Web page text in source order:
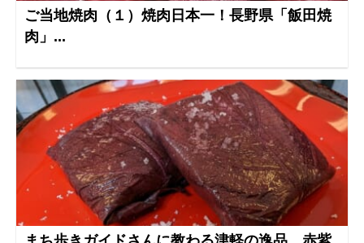
ご当地焼肉（１）焼肉日本一！長野県「飯田焼
肉」...